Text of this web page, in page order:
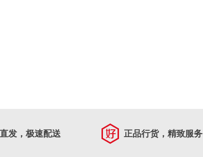
发，极速配送 正品行货，精致服务